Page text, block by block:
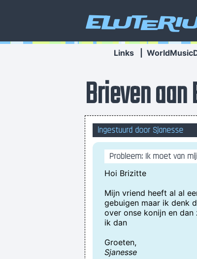
Links
Brieven
ingestuurd door Sjanesse
Probleem: Ik moet van
Hoi Brizitte
Mijn vriend heeft al al
gebuigen maar ik denk
over onse konijn en
ik dan
Groeten,
Sjanesse